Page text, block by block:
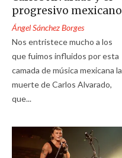
progresivo mexicano
Ángel Sánchez Borges
Nos entristece mucho a los
que fuimos influidos por esta
camada de música mexicana la
muerte de Carlos Alvarado,
que...